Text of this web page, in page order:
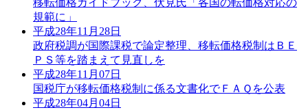
移転価格ガイドブック、伏見氏「各国の転価格対応の
規範に」
平成28年11月28日
政府税調が国際課税で論定整理、移転価格税制はＢＥ
ＰＳ等を踏まえて見直しを
平成28年11月07日
国税庁が移転価格税制に係る文書化でＦＡＱを公表
平成28年04月04日